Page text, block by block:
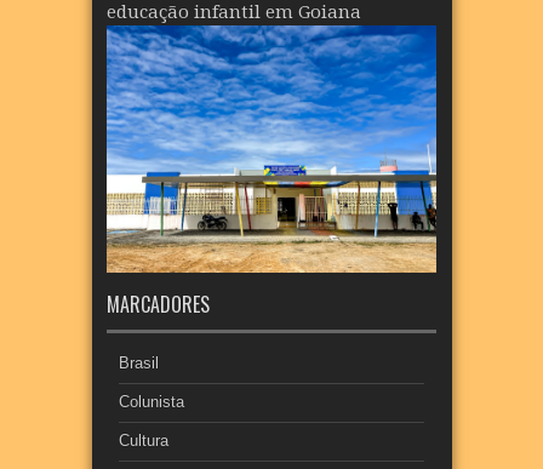
educação infantil em Goiana
MARCADORES
Brasil
Colunista
Cultura